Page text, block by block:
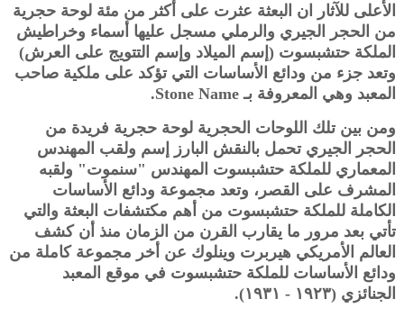
الأعلى للآثار ان البعثة عثرت على أكثر من مئة لوحة حجرية
من الحجر الجيري والرملي مسجل عليها أسماء وخراطيش
الملكة حتشبسوت (إسم الميلاد وإسم التتويج على العرش)
وتعد جزء من ودائع الأساسات التي تؤكد على ملكية صاحب
المعبد وهي المعروفة بـ Stone Name.
ومن بين تلك اللوحات الحجرية لوحة حجرية فريدة من
الحجر الجيري تحمل بالنقش البارز إسم ولقب المهندس
المعماري للملكة حتشبسوت المهندس "سنموت" ولقبه
المشرف على القصر، وتعد مجموعة ودائع الأساسات
الكاملة للملكة حتشبسوت من أهم مكتشفات البعثة والتي
تأتي بعد مرور ما يقارب القرن من الزمان منذ أن كشف
العالم الأمريكي هيربرت وينلوك عن أخر مجموعة كاملة من
ودائع الأساسات للملكة حتشبسوت في موقع المعبد
الجنائزي (١٩٢٣ - ١٩٣١).